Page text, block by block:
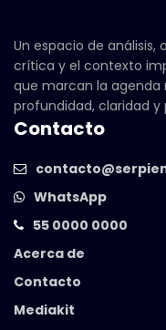
Un espacio de análisis,
crítica y el contexto
que marcan la agenda
profundidad, claridad y
Contacto
WhatsApp
55 0000 0000
Acerca de
Contacto
Mediakit